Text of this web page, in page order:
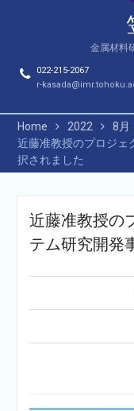
金属材料
022-215-2067
r-
Home 2022 8月
近藤准教授のプロジェ
択されました
近藤准教授の
テム研究開発